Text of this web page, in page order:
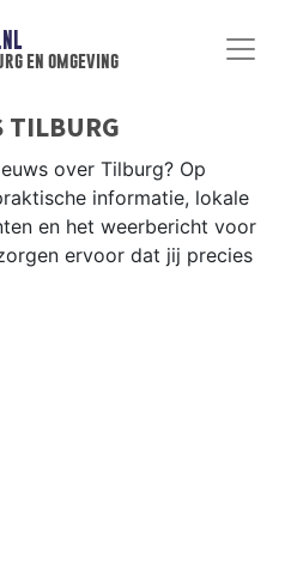
en omgeving
TILBURG
over Tilburg? Op
informatie, lokale
en het weerbericht voor
ervoor dat jij precies